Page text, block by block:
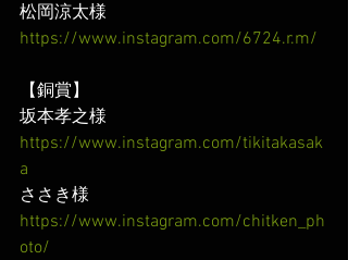
松岡涼太様
https://www.instagram.com/6724.r.m/
【銅賞】
坂本孝之様
https://www.instagram.com/tikitakasak
a
ささき様
https://www.instagram.com/chitken_ph
oto/